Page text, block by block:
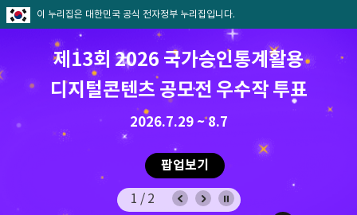
이 누리집은 대한민국 공식 전자정부 누리집입니다.
제13회 2026 국가승인통계활용
디지털콘텐츠 공모전 우수작 투표
2026.7.29 ~ 8.7
팝업보기
8.7.(금) ~ 8.21.(금)
1/2